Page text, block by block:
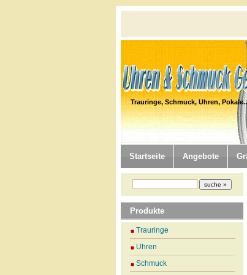
Trauringe, Schmuck, Uhren,
Startseite Angebote
Produkte
Trauringe
Uhren
Schmuck